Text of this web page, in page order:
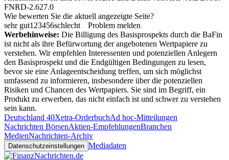
FNRD-2.627.0
Wie bewerten Sie die aktuell angezeigte Seite?
sehr gut1 23456schlecht
Problem melden
Werbehinweise: Die Billigung des Basisprospekts durch die BaFin
ist nicht als ihre Befürwortung der angebotenen Wertpapiere zu
verstehen. Wir empfehlen Interessenten und potenziellen Anlegern
den Basisprospekt und die Endgültigen Bedingungen zu lesen,
bevor sie eine Anlageentscheidung treffen, um sich möglichst
umfassend zu informieren, insbesondere über die potenziellen
Risiken und Chancen des Wertpapiers. Sie sind im Begriff, ein
Produkt zu erwerben, das nicht einfach ist und schwer zu verstehen
sein kann.
Deutschland 40Xetra-OrderbuchAd hoc-Mitteilungen
Nachrichten BörsenAktien-EmpfehlungenBranchen
MedienNachrichten-Archiv
Datenschutzeinstellungen Mediadaten